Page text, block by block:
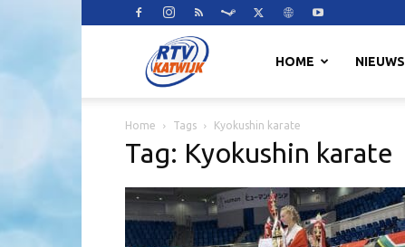
Katwijk
HOME NIEUWS
Home Tags Kyokushin karate
Tag: Kyokushin karate